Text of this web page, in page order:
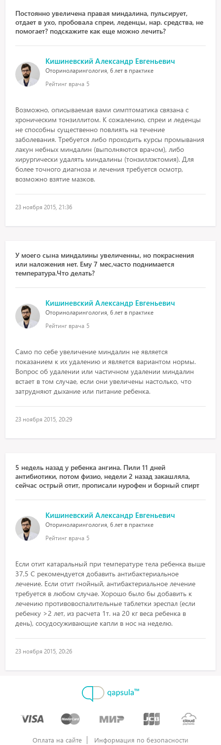
Постоянно увеличена правая миндалина, пульсирует,
отдает в ухо, пробовала спреи, леденцы, нар. средства, не
помогает? подскажите как еще можно лечить?
Кишиневский Александр Евгеньевич
Оториноларингология, 6 лет в практике
Рейтинг врача 5
Возможно, описываемая вами симптоматика связана с
хроническим тонзиллитом. К сожалению, спреи и леденцы
не способны существенно повлиять на течение
заболевания. Требуется либо проходить курсы промывания
лакун небных миндалин (выполняются врачом), либо
хирургически удалять миндалины (тонзиллэктомия). Для
более точного диагноза и лечения требуется осмотр,
возможно взятие мазков.
23 ноября 2015, 21:36
У моего сына миндалины увеличенны, но покраснения
или наложения нет. Ему 7 мес,часто поднимается
температура.Что делать?
Кишиневский Александр Евгеньевич
Оториноларингология, 6 лет в практике
Рейтинг врача 5
Само по себе увеличение миндалин не является
показанием к их удалению и является вариантом нормы.
Вопрос об удалении или частичном удалении миндалин
встает в том случае, если они увеличены настолько, что
затрудняют дыхание или питание ребенка.
23 ноября 2015, 20:29
5 недель назад у ребенка ангина. Пили 11 дней
антибиотики, потом физио, недели 2 назад закашляла,
сейчас острый отит, прописали нурофен и борный спирт
Кишиневский Александр Евгеньевич
Оториноларингология, 6 лет в практике
Рейтинг врача 5
Если отит катаральный при температуре тела ребенка выше
37,5 С рекомендуется добавить антибактериальное
лечение. Если отит гнойный, антибактериальное лечение
требуется в любом случае. Хорошо было бы добавить к
лечению противовоспалительные таблетки эреспал (если
ребенку >2 лет, из расчета 1т. на 20 кг веса ребенка в
день), сосудосуживающие капли в нос на неделю.
23 ноября 2015, 20:26
Оплата на сайте Информация по безопасности